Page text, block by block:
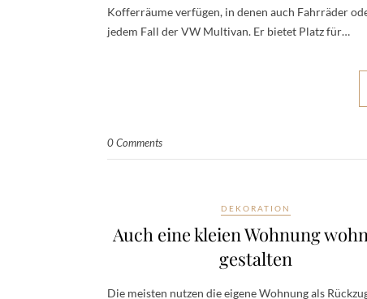
Kofferräume verfügen, in denen auch Fahrräder
jedem Fall der VW Multivan. Er bietet Platz für…
0 Comments
DEKORATION
Auch eine kleien Wohnung
gestalten
Die meisten nutzen die eigene Wohnung als